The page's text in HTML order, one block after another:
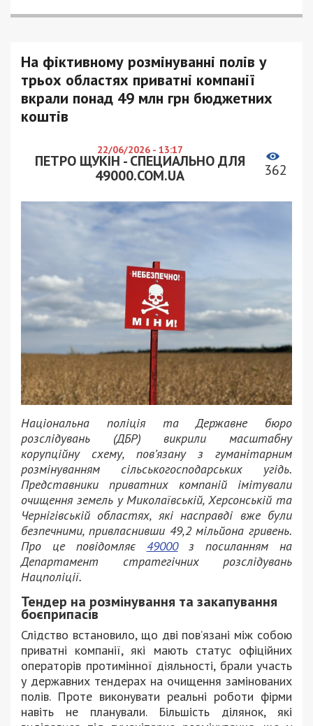
На фіктивному розмінуванні полів у
трьох областях приватні компанії
вкрали понад 49 млн грн бюджетних
коштів
22/06/2026 - 13:17
ПЕТРО ЩУКІН - СПЕЦИАЛЬНО ДЛЯ
49000.COM.UA
362
Національна поліція та Державне бюро
розслідувань (ДБР) викрили масштабну
корупційну схему, пов’язану з гуманітарним
розмінуванням сільськогосподарських угідь.
Представники приватних компаній імітували
очищення земель у Миколаївській, Херсонській та
Чернігівській областях, які насправді вже були
безпечними, привласнивши 49,2 мільйона гривень.
Про це повідомляє 49000з посиланням на
Департамент стратегічних розслідувань
Нацполіції.
Тендер на розмінування та закапування
боєприпасів
Слідство встановило, що дві пов’язані між собою
приватні компанії, які мають статус офіційних
операторів протимінної діяльності, брали участь
у державних тендерах на очищення замінованих
полів. Проте виконувати реальні роботи фірми
навіть не планували. Більшість ділянок, які